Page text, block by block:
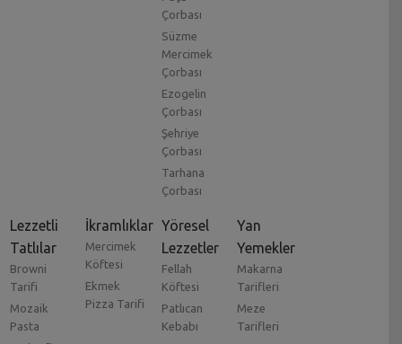
Çorbası
Süzme
Mercimek
Çorbası
Ezogelin
Çorbası
Şehriye
Çorbası
Tarhana
Çorbası
Lezzetli
Tatlılar
Browni
Tarifi
Mozaik
Pasta
İkramlıklar
Mercimek
Köftesi
Ekmek
Pizza Tarifi
Yöresel
Lezzetler
Fellah
Köftesi
Patlıcan
Kebabı
Yan
Yemekler
Makarna
Tarifleri
Meze
Tarifleri